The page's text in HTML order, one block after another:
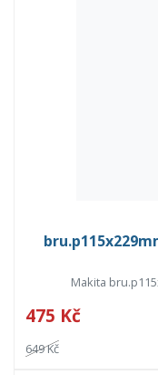
Makita
475 Kč
649 Kč